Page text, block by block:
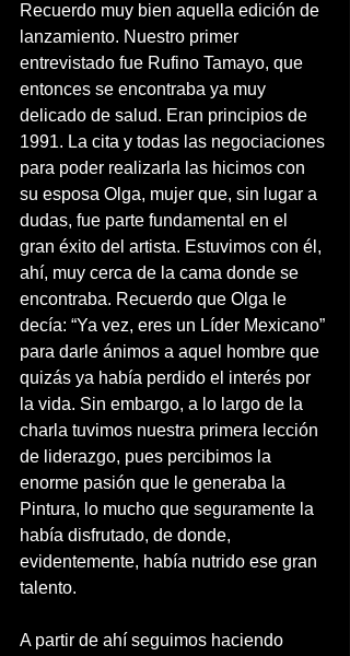
Recuerdo muy bien aquella edición de
lanzamiento. Nuestro primer
entrevistado fue Rufino Tamayo, que
entonces se encontraba ya muy
delicado de salud. Eran principios de
1991. La cita y todas las negociaciones
para poder realizarla las hicimos con
su esposa Olga, mujer que, sin lugar a
dudas, fue parte fundamental en el
gran éxito del artista. Estuvimos con él,
ahí, muy cerca de la cama donde se
encontraba. Recuerdo que Olga le
decía: “Ya vez, eres un Líder Mexicano”
para darle ánimos a aquel hombre que
quizás ya había perdido el interés por
la vida. Sin embargo, a lo largo de la
charla tuvimos nuestra primera lección
de liderazgo, pues percibimos la
enorme pasión que le generaba la
Pintura, lo mucho que seguramente la
había disfrutado, de donde,
evidentemente, había nutrido ese gran
talento.
A partir de ahí seguimos haciendo